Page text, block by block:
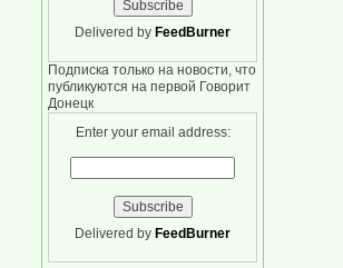
Delivered by FeedBurner
Подписка только на новости, что
публикуются на первой Говорит
Донецк
Enter your email address:
Delivered by FeedBurner